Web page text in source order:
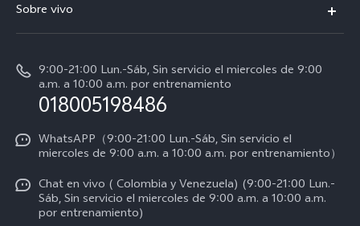
V70 FE
Y11d
Centro de servicio
Verificación de IMEI
Consulta el Precio de los Repuestos
Manual de usuario
Servicio de logística
Progreso de la reparación
Sobre vivo
Noticias
Empleos en vivo
Avisos legales
Acerca de nosotros
Sostenibilidad
9:00-21:00 Lun.-Sáb, Sin servicio el miercoles de 9:00
a.m. a 10:00 a.m. por entrenamiento
018005198486
WhatsAPP（9:00-21:00 Lun.-Sáb, Sin servicio el
miercoles de 9:00 a.m. a 10:00 a.m. por entrenamiento）
Chat en vivo ( Colombia y Venezuela) (9:00-21:00 Lun.-
Sáb, Sin servicio el miercoles de 9:00 a.m. a 10:00 a.m.
por entrenamiento)